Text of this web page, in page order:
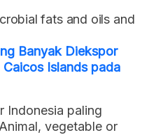
fats and oils and
Banyak Diekspor
Islands pada
Indonesia paling
vegetable or